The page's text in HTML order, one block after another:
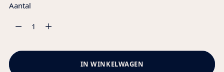
Aantal
IN WINKELWAGEN